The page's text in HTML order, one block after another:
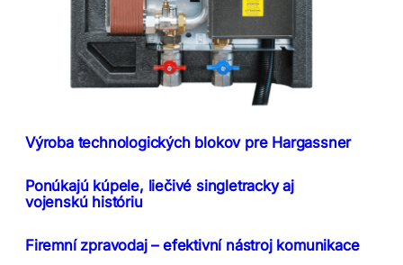
Výroba technologických blokov pre Hargassner
Ponúkajú kúpele, liečivé singletracky aj
vojenskú históriu
Firemní zpravodaj – efektivní nástroj komunikace